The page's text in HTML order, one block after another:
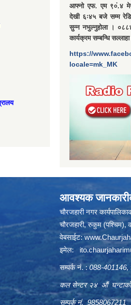
आफ्नो एफ. एम ९०ं.४
देखी ६ः४५ बजे सम्म
सुन्न नभुल्नुहोला ।
कार्यक्रम सम्बन्धि
https://
locale=mk_MK
आवश्यक
चौरजहारी नगर
चौरजहारी, रुकुम (पश्चिम),
वेबसाईट:
इमेल:
सम्पर्क नं. : 088-401146,
कल सेन्टर २४ औं घन्टाको
सम्पर्क नं. 9858067211